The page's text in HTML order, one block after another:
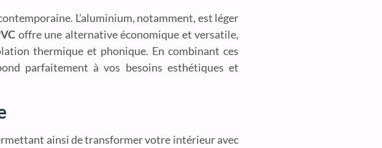
L’aluminium, notamment, est léger
offre une alternative économique et versatile,
thermique et phonique. En combinant ces
parfaitement à vos besoins esthétiques et
ainsi de transformer votre intérieur avec